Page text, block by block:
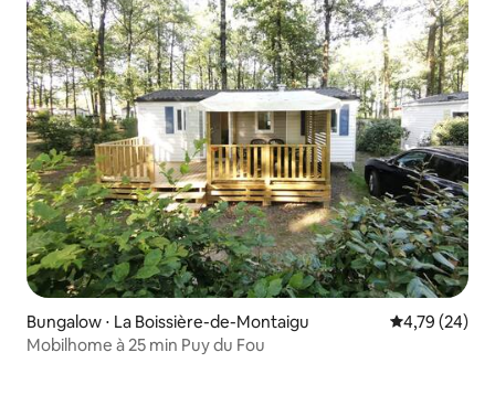
Bungalow ⋅ La Boissière-de-Montaigu Évaluation
4,79 (24)
Mobilhome à 25 min Puy du Fou